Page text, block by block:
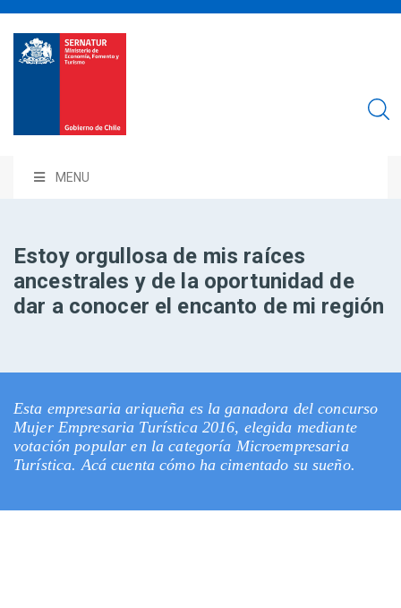
MENU
Estoy orgullosa de mis raíces
ancestrales y de la oportunidad de
dar a conocer el encanto de mi región
Esta empresaria ariqueña es la ganadora del concurso
Mujer Empresaria Turística 2016, elegida mediante
votación popular en la categoría Microempresaria
Turística. Acá cuenta cómo ha cimentado su sueño.